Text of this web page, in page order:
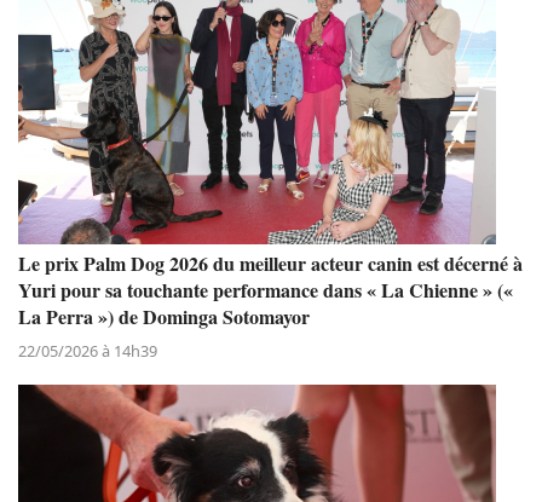
Le prix Palm Dog 2026 du meilleur acteur canin est décerné à
Yuri pour sa touchante performance dans « La Chienne » («
La Perra ») de Dominga Sotomayor
22/05/2026 à 14h39